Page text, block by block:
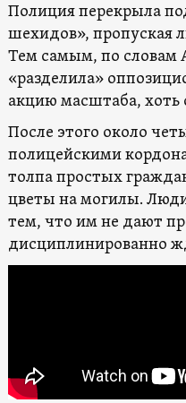
Полиция перекрыла
шехидов», пропуская
Тем самым, по словам
«разделила»
акцию масштаба, хоть
После этого около
полицейскими
толпа простых
цветы на могилы.
тем, что им не дают
дисциплинированно